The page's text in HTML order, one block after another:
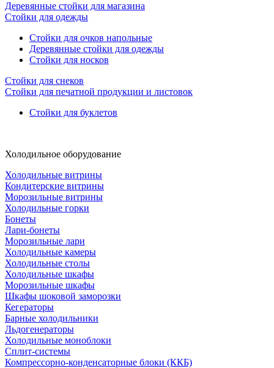
Деревянные стойки для магазина
Стойки для одежды
Стойки для очков напольные
Деревянные стойки для одежды
Стойки для носков
Стойки для снеков
Стойки для печатной продукции и листовок
Стойки для буклетов
Холодильное оборудование
Холодильные витрины
Кондитерские витрины
Морозильные витрины
Холодильные горки
Бонеты
Лари-бонеты
Морозильные лари
Холодильные камеры
Холодильные столы
Холодильные шкафы
Морозильные шкафы
Шкафы шоковой заморозки
Кегераторы
Барные холодильники
Льдогенераторы
Холодильные моноблоки
Сплит-системы
Компрессорно-конденсаторные блоки (ККБ)